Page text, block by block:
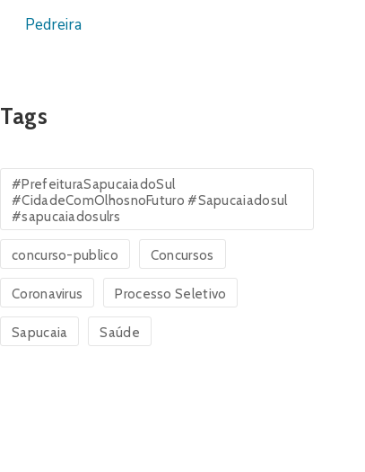
Pedreira
Tags
#PrefeituraSapucaiadoSul
#CidadeComOlhosnoFuturo #Sapucaiadosul
#sapucaiadosulrs
concurso-publico Concursos
Coronavirus Processo Seletivo
Sapucaia Saúde